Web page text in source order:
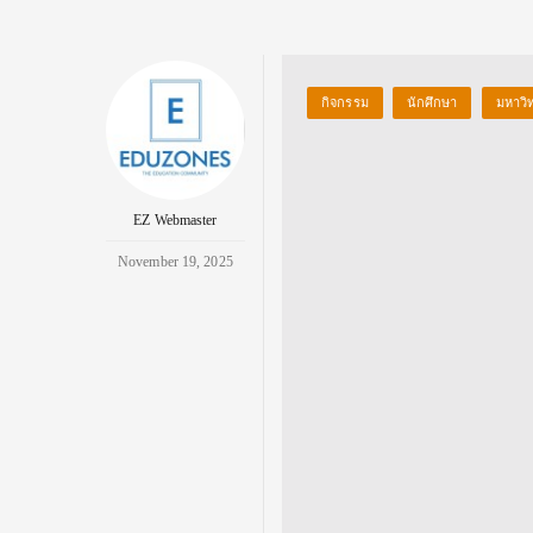
EZ Webmaster
November 19, 2025
กิจกรรม นักศึกษา มหาวิ